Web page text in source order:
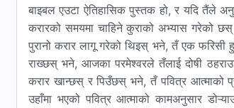
बाइबल एउटा ऐतिहासिक पुस्तक हो, र यदि तैंले
करारको समयमा चाहिने कुराको अभ्यास गरेको
पुरानो करार लागू गरेको थिइस् भने, तँ एक फरिसी
राख्छस् भने, आजका परमेश्‍वरले तँलाई दोषी
करार खान्छस् र पिउँछस् भने, तँ पवित्र आत्माको
उहाँमा भएको पवित्र आत्माको कामअनुसार